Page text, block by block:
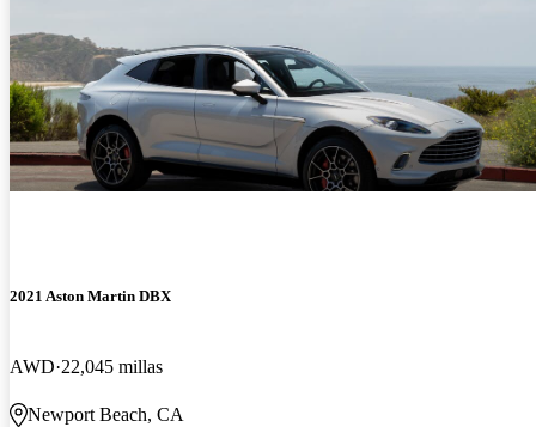
2021 Aston Martin DBX
AWD 22,045 millas
Newport Beach, CA